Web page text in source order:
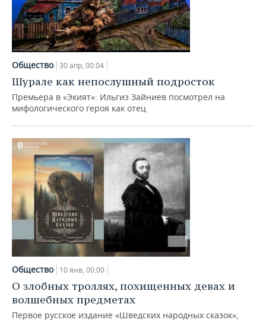
Общество 30 апр, 00:04
Шурале как непослушный подросток
Премьера в «Экият»: Ильгиз Зайниев посмотрел на
мифологического героя как отец
Общество 10 янв, 00:00
О злобных троллях, похищенных девах и
волшебных предметах
Первое русское издание «Шведских народных сказок»,